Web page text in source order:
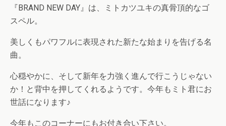
『BRAND NEW DAY』は、ミトカツユキの真骨頂的なゴ
スペル。
美しくもパワフルに表現された新たな始まりを告げる名
曲。
心穏やかに、そして新年を力強く進んで行こうじゃない
か！と背中を押してくれるようです。今年もミト君にお
世話になります♪
今年もこのコーナーにもお付き合い下さい。